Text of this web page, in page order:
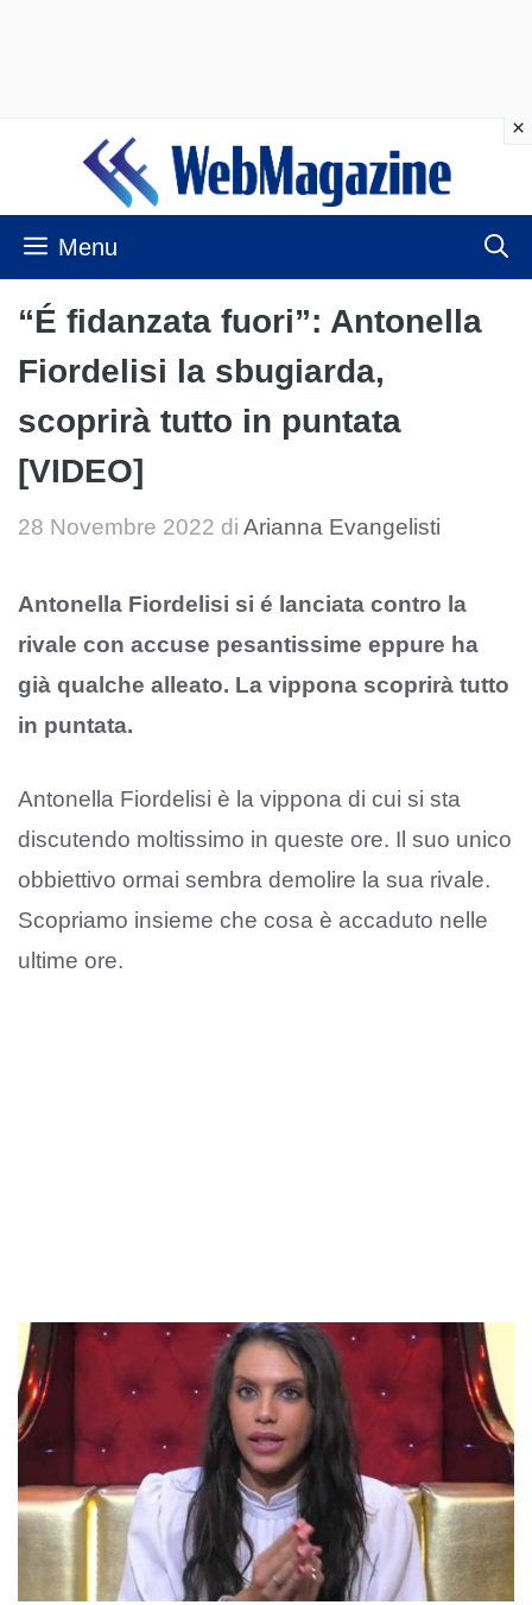
contenuto
Menu
“É fidanzata fuori”: Antonella
Fiordelisi la sbugiarda,
scoprirà tutto in puntata
[VIDEO]
28 Novembre 2022 di Arianna Evangelisti
Antonella Fiordelisi si é lanciata contro la
rivale con accuse pesantissime eppure ha
già qualche alleato. La vippona scoprirà tutto
in puntata.
Antonella Fiordelisi è la vippona di cui si sta
discutendo moltissimo in queste ore. Il suo unico
obbiettivo ormai sembra demolire la sua rivale.
Scopriamo insieme che cosa è accaduto nelle
ultime ore.